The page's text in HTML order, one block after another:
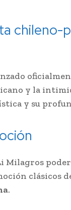
chileno-
y la
y su
clásicos
.